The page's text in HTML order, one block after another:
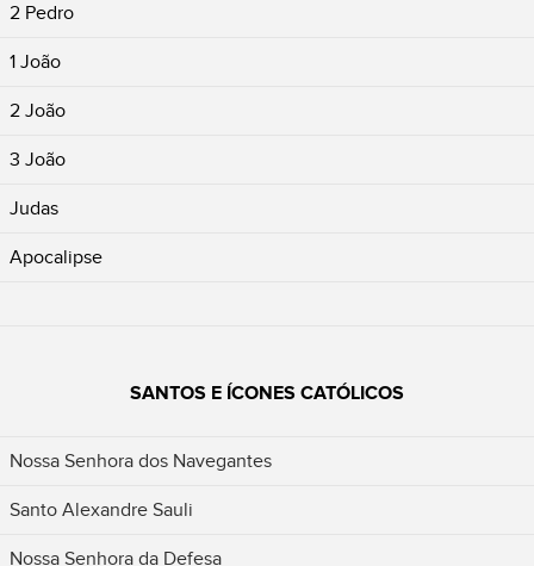
2 Pedro
1 João
2 João
3 João
Judas
Apocalipse
SANTOS E ÍCONES CATÓLICOS
Nossa Senhora dos Navegantes
Santo Alexandre Sauli
Nossa Senhora da Defesa